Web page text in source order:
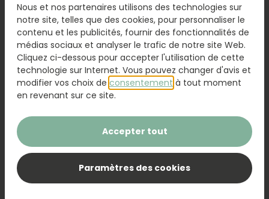
Petit
39,95
Moyen
48,95
Grand
54,95
Vase en verre
Ajouter une carte avec votre texte personnel
Nous et nos partenaires utilisons des technologies sur
notre site, telles que des cookies, pour personnaliser le
contenu et les publicités, fournir des fonctionnalités de
médias sociaux et analyser le trafic de notre site Web.
Cliquez ci-dessous pour accepter l'utilisation de cette
technologie sur Internet. Vous pouvez changer d'avis et
modifier vos choix de consentement à tout moment
en revenant sur ce site.
Accepter tout
Paramètres des cookies